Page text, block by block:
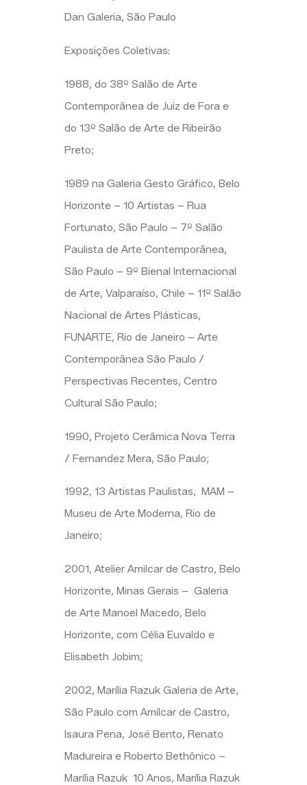
Dan Galeria, São Paulo
Exposições Coletivas:
1988, do 38º Salão de Arte
Contemporânea de Juiz de Fora e
do 13º Salão de Arte de Ribeirão
Preto;
1989 na Galeria Gesto Gráfico, Belo
Horizonte – 10 Artistas – Rua
Fortunato, São Paulo – 7º Salão
Paulista de Arte Contemporânea,
São Paulo – 9º Bienal Internacional
de Arte, Valparaíso, Chile – 11º Salão
Nacional de Artes Plásticas,
FUNARTE, Rio de Janeiro – Arte
Contemporânea São Paulo /
Perspectivas Recentes, Centro
Cultural São Paulo;
1990, Projeto Cerâmica Nova Terra
/ Fernandez Mera, São Paulo;
1992, 13 Artistas Paulistas, MAM –
Museu de Arte Moderna, Rio de
Janeiro;
2001, Atelier Amilcar de Castro, Belo
Horizonte, Minas Gerais – Galeria
de Arte Manoel Macedo, Belo
Horizonte, com Célia Euvaldo e
Elisabeth Jobim;
2002, Marília Razuk Galeria de Arte,
São Paulo com Amílcar de Castro,
Isaura Pena, José Bento, Renato
Madureira e Roberto Bethônico –
Marília Razuk 10 Anos, Marília Razuk